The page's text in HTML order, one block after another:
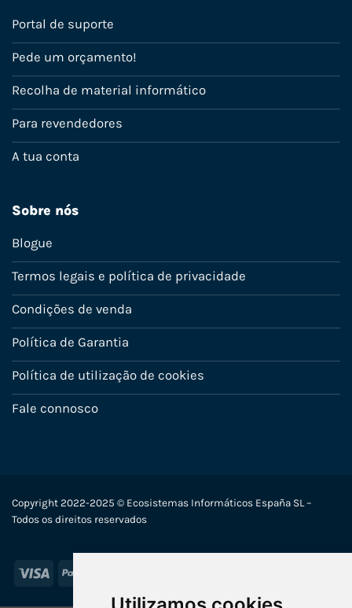
Portal de suporte
Pede um orçamento!
Recolha de material informático
Para revendedores
A tua conta
Sobre nós
Blogue
Termos legais e política de privacidade
Condições de venda
Política de Garantia
Política de utilização de cookies
Fale connosco
Copyright 2022-2025 © Ecosistemas Informáticos España SL –
Todos os direitos reservados
Visa